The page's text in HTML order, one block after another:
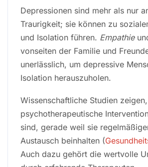
Depressionen sind mehr als nur
Traurigkeit; sie können zu
und Isolation führen. Empathie
vonseiten der Familie und
unerlässlich, um depressive
Isolation herauszuholen.
Wissenschaftliche Studien
psychotherapeutische
sind, gerade weil sie
Austausch beinhalten (
Auch dazu gehört die wertvolle